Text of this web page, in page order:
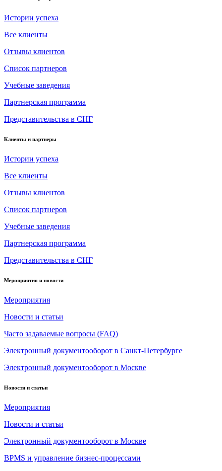
Истории успеха
Все клиенты
Отзывы клиентов
Список партнеров
Учебные заведения
Партнерская программа
Представительства в СНГ
Клиенты и партнеры
Истории успеха
Все клиенты
Отзывы клиентов
Список партнеров
Учебные заведения
Партнерская программа
Представительства в СНГ
Мероприятия и новости
Мероприятия
Новости и статьи
Часто задаваемые вопросы (FAQ)
Электронный документооборот в Санкт-Петербурге
Электронный документооборот в Москве
Новости и статьи
Мероприятия
Новости и статьи
Электронный документооборот в Москве
BPMS и управление бизнес-процессами